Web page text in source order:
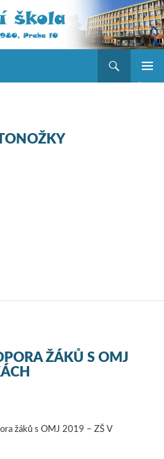
– družina Stonožky
ŽÁKŮ S OMJ
žáků s OMJ 2019 – ZŠ V